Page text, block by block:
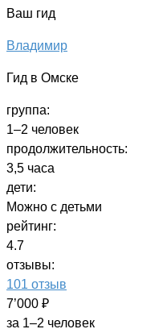
Ваш гид
Владимир
Гид в Омске
группа:
1–2 человек
продолжительность:
3,5 часа
дети:
Можно с детьми
рейтинг:
4.7
отзывы:
101 отзыв
7’000 ₽
за 1–2 человек